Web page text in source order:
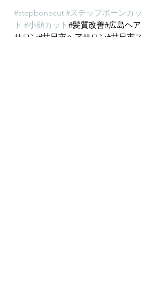
#stepbonecut #ステップボーンカッ
ト #小顔カット #髪質改善#広島ヘア
サロン#廿日市ヘアサロン#廿日市ス